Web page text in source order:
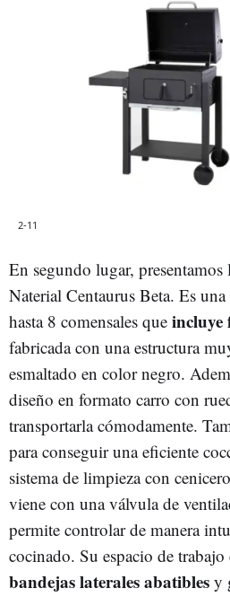
2-11
En segundo lugar, presentamos
Naterial Centaurus Beta. Es una
hasta 8 comensales que
fabricada con una estructura
esmaltado en color negro.
diseño en formato carro con
transportarla cómodamente.
para conseguir una eficiente
sistema de limpieza con
viene con una válvula de
permite controlar de manera
cocinado. Su espacio de
bandejas laterales abatibles y